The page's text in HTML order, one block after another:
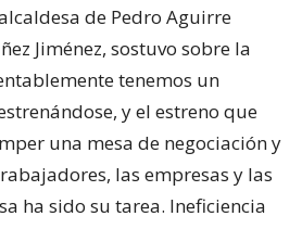
de Pedro Aguirre
Jiménez, sostuvo sobre la
tenemos un
y el estreno que
una mesa de negociación y
las empresas y las
ha sido su tarea. Ineficiencia